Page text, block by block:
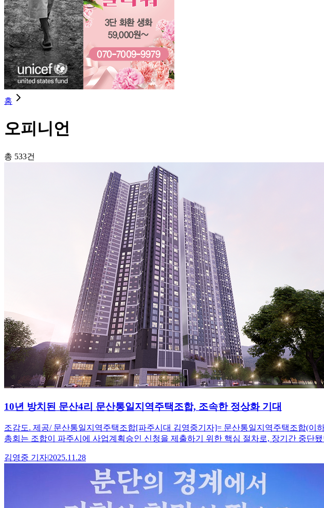
홈
오피니언
총 533건
10년 방치된 문산4리 문산통일지역주택조합, 조속한 정상화 기대
조감도. 제공/ 문산통일지역주택조합[파주시대 김영중기자]= 문산통일지역주택조합(이
총회는 조합이 파주시에 사업계획승인 신청을 제출하기 위한 핵심 절차로, 장기간 중단
김영중 기자|2025.11.28